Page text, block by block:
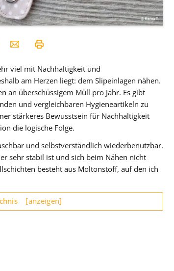
viel mit Nachhaltigkeit und
am Herzen liegt: dem Slipeinlagen nähen.
an überschüssigem Müll pro Jahr. Es gibt
und vergleichbaren Hygieneartikeln zu
stärkeres Bewusstsein für Nachhaltigkeit
die logische Folge.
und selbstverständlich wiederbenutzbar.
sehr stabil ist und sich beim Nähen nicht
besteht aus Moltonstoff, auf den ich
[anzeigen]